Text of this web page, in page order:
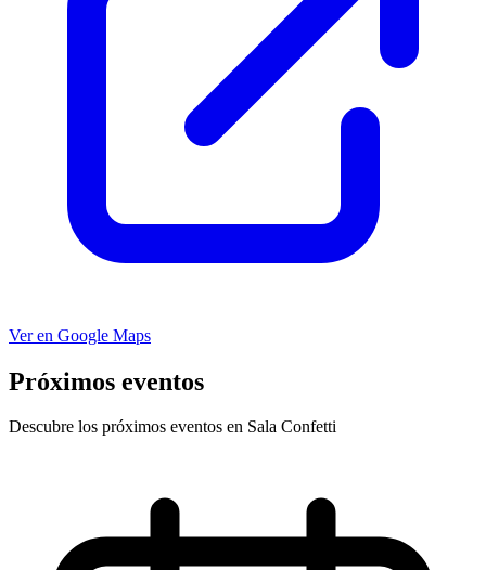
Ver en Google Maps
Próximos eventos
Descubre los próximos eventos en Sala Confetti